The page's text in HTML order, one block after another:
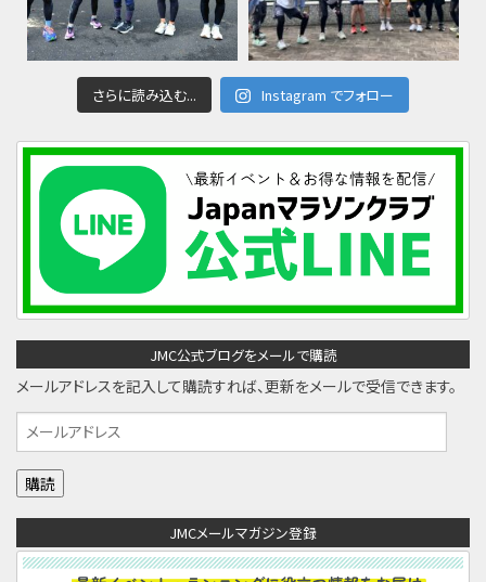
さらに読み込む... Instagram でフォロー
JMC公式ブログをメールで購読
メールアドレスを記入して購読すれば、更新をメールで受信できます。
メ
ー
ル
レ
JMCメールマガジン登録